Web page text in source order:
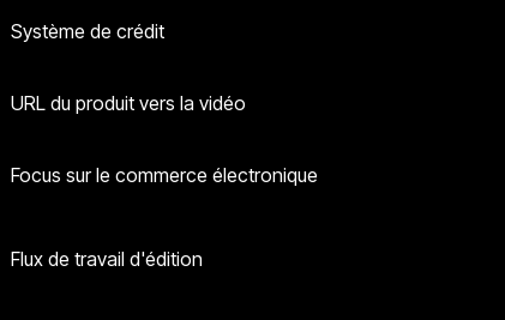
Système de crédit
URL du produit vers la vidéo
Focus sur le commerce électronique
Flux de travail d'édition